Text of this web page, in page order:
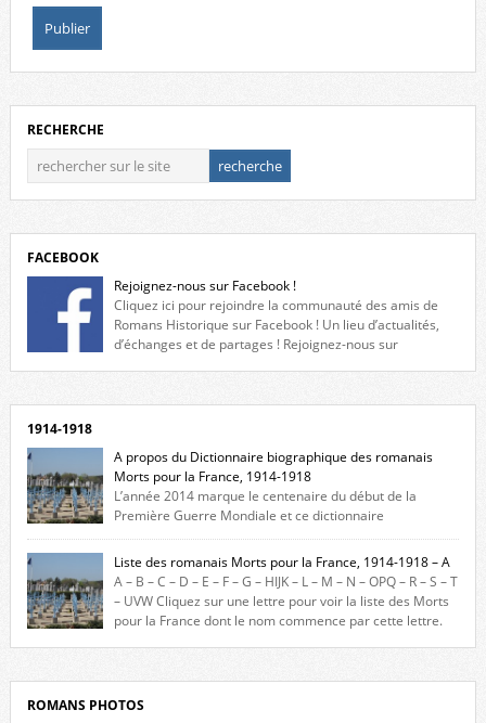
RECHERCHE
FACEBOOK
Rejoignez-nous sur Facebook !
Cliquez ici pour rejoindre la communauté des amis de
Romans Historique sur Facebook ! Un lieu d’actualités,
d’échanges et de partages ! Rejoignez-nous sur
1914-1918
A propos du Dictionnaire biographique des romanais
Morts pour la France, 1914-1918
L’année 2014 marque le centenaire du début de la
Première Guerre Mondiale et ce dictionnaire
biographique veut rendre hommage aux romanais Morts pour la
France durant ce conflit. La base de cette recherche historique est
constituée des noms gravés sur les plaques commémoratives de
l’Hôtel de Ville, du lycée du Dauphiné et du lycée Triboulet, […]
Liste des romanais Morts pour la France, 1914-1918 – A
A – B – C – D – E – F – G – HIJK – L – M – N – OPQ – R – S – T
– UVW Cliquez sur une lettre pour voir la liste des Morts
pour la France dont le nom commence par cette lettre.
ROMANS PHOTOS